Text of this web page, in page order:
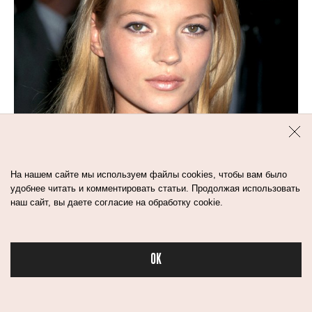
Бьюти в спорте
FROST IS BACK.
КУЛЬТОВЫЕ ПОМАДЫ
На нашем сайте мы используем файлы cookies, чтобы вам было
удобнее читать и комментировать статьи. Продолжая использовать
наш сайт, вы даете согласие на обработку cookie.
OK